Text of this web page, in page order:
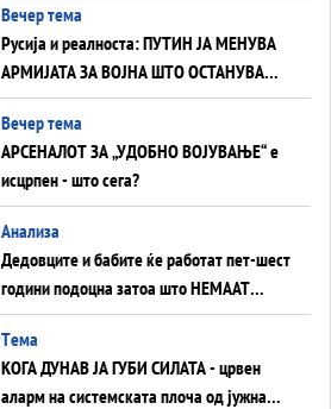
Вечер тема
Русија и реалноста: ПУТИН ЈА МЕНУВА
АРМИЈАТА ЗА ВОЈНА ШТО ОСТАНУВА
БЕЗ ФРОНТ
Вечер тема
АРСЕНАЛОТ ЗА „УДОБНО ВОЈУВАЊЕ“ е
исцрпен - што сега?
Анализа
Дедовците и бабите ќе работат пет-шест
години подоцна затоа што НЕМААТ
ВНУЦИ ДА ГИ ЗАМЕНАТ
Tема
КОГА ДУНАВ ЈА ГУБИ СИЛАТА - црвен
аларм на системската плоча од јужна